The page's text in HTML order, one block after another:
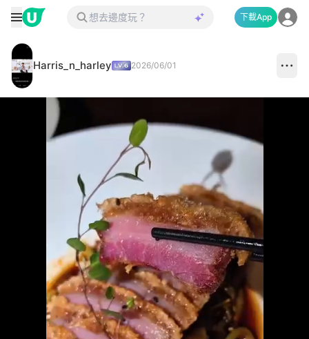
下載App
Harris_n_harley 2026/06/01